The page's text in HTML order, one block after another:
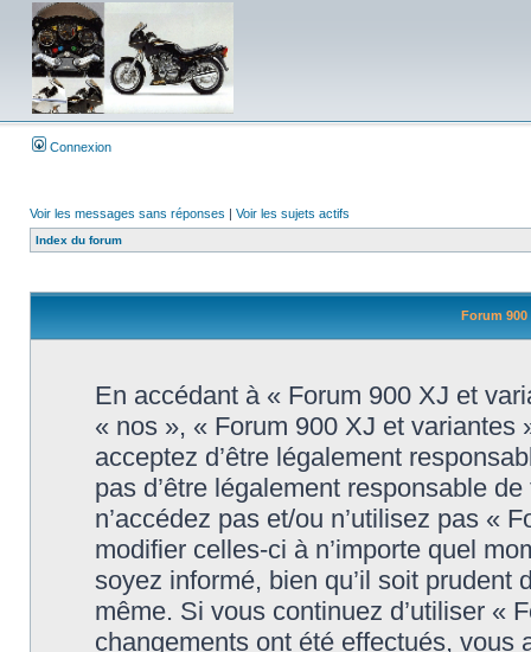
Connexion
Voir les messages sans réponses | Voir les sujets actifs
Index du forum
Forum
En accédant à « Forum 900 XJ et
« nos », « Forum 900 XJ et
acceptez d’être légalement
pas d’être légalement responsable
n’accédez pas et/ou n’utilisez pas «
modifier celles-ci à n’importe quel
soyez informé, bien qu’il soit
même. Si vous continuez d’utiliser «
changements ont été effectués, vous